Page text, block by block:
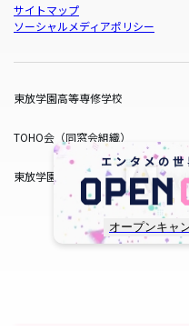
オープンキャ
サイトマップ
ソーシャルメディアポリシー
東放学園高等専修学校
TOHO会（同窓会組織）
東放学園サービス
copyright © TOHO